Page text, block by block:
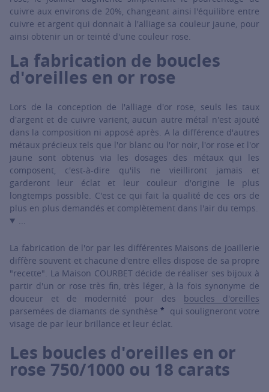
cuivre aux environs de 20%, changeant ainsi l'équilibre entre
cuivre et argent qui donnait à l'alliage sa couleur jaune, pour
ainsi obtenir un or teinté d'une couleur rose.
La fabrication de boucles
d'oreilles en or rose
Lors de la conception de l'alliage d'or rose, seuls les taux
d'argent et de cuivre varient, aucun autre métal n'est ajouté
dans la composition ni apposé après. A la différence d'autres
métaux précieux tels que l'or blanc ou l'or noir, l'or rose et l'or
jaune sont obtenus via les dosages des métaux qui les
composent, c'est-à-dire qu'ils ne vieilliront jamais et
garderont leur éclat et leur couleur d'origine le plus
longtemps possible. C'est ce qui fait la qualité de ces ors de
plus en plus demandés et complètement dans l'air du temps.
La fabrication de l'or par les différentes Maisons de joaillerie
diffère souvent et chacune d'entre elles dispose de sa propre
"recette". La Maison COURBET décide de réaliser ses bijoux à
partir d'un or rose très fin, très léger, à la fois synonyme de
douceur et de modernité pour des boucles d'oreilles
parsemées de diamants de synthèse* SHOW TOOLTIP
qui souligneront votre
visage de par leur brillance et leur éclat.
Les boucles d'oreilles en or
rose 750/1000 ou 18 carats